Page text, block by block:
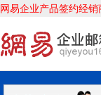
网易企业产品签约经